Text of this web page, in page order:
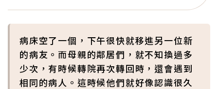
病床空了一個，下午很快就移進另一位新
的病友。而母親的鄰居們，就不知換過多
少次，有時候轉院再次轉回時，還會遇到
相同的病人。這時候他們就好像認識很久